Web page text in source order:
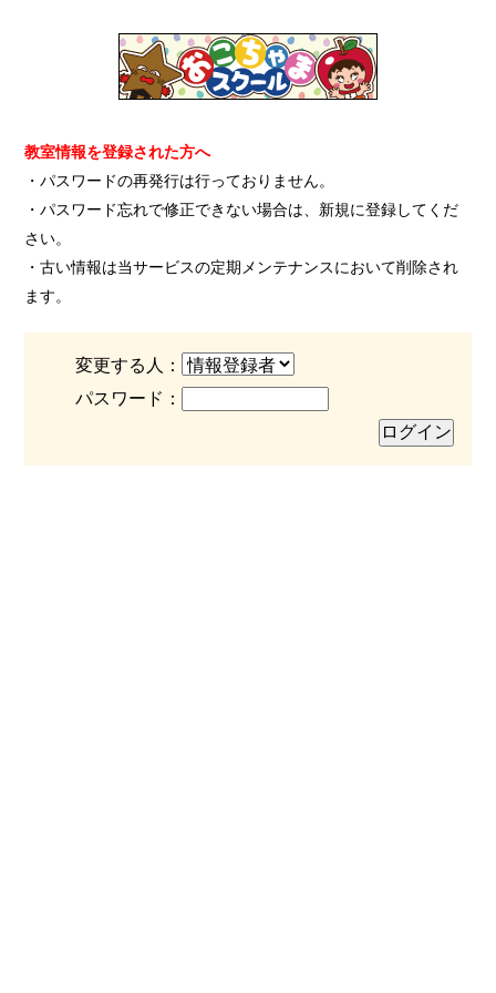
教室情報を登録された方へ
・パスワードの再発行は行っておりません。
・パスワード忘れで修正できない場合は、新規に登録してくだ
さい。
・古い情報は当サービスの定期メンテナンスにおいて削除され
ます。
変更する人：
パスワード：